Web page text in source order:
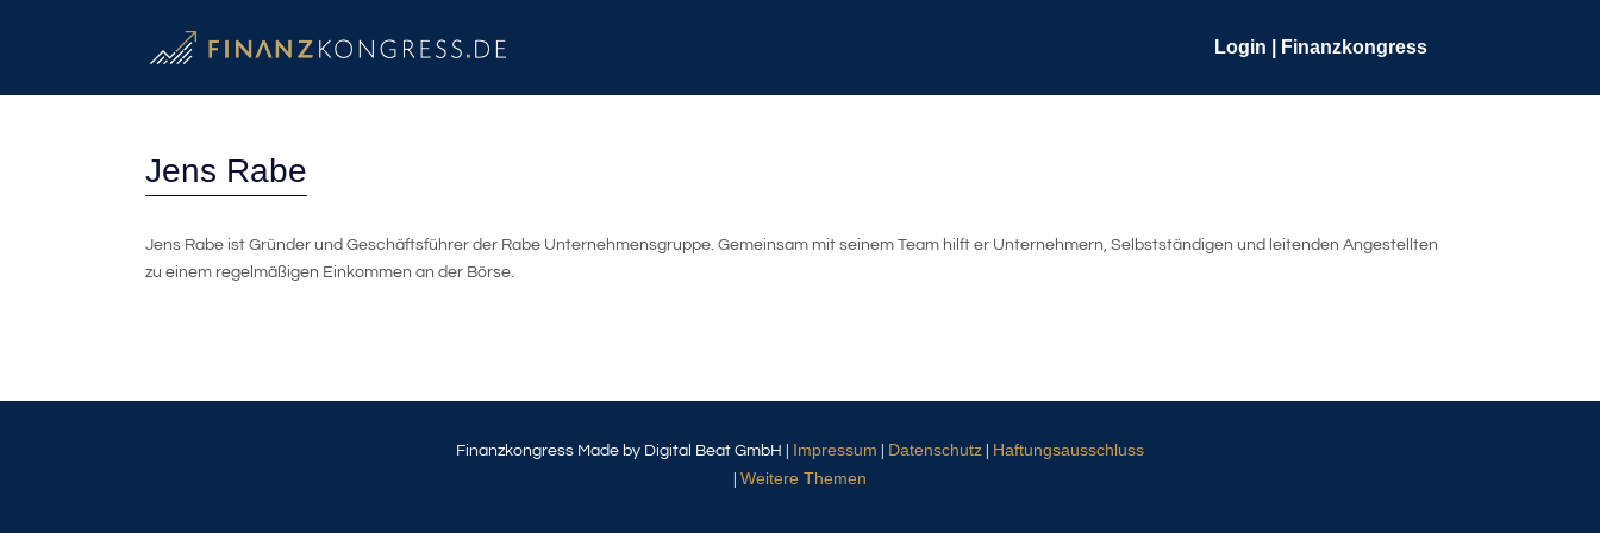
Login | Finanzkongress
Jens Rabe
Jens Rabe ist Gründer und Geschäftsführer der Rabe Unternehmensgruppe. Gemeinsam mit seinem Team hilft er Unternehmern, Selbstständigen und leitenden Angestellten
zu einem regelmäßigen Einkommen an der Börse.
Finanzkongress Made by Digital Beat GmbH | Impressum Datenschutz Haftungsausschluss
Weitere Themen